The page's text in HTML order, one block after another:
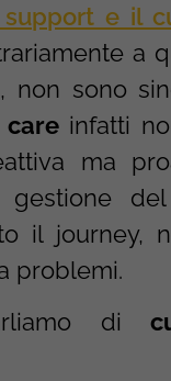
support e il
a
non sono
care infatti
ma
il journey,
problemi.
di